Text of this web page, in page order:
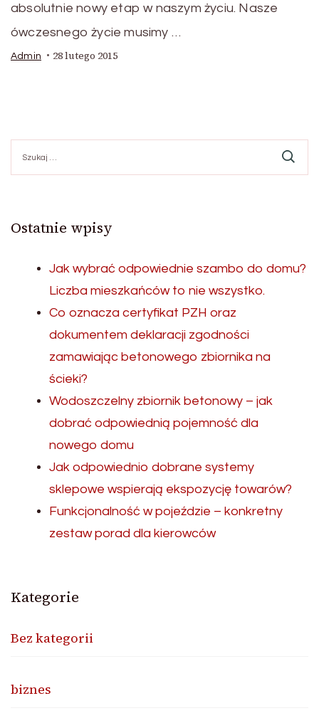
absolutnie nowy etap w naszym życiu. Nasze
ówczesnego życie musimy …
Admin 28 lutego 2015
Ostatnie wpisy
Jak wybrać odpowiednie szambo do domu?
Liczba mieszkańców to nie wszystko.
Co oznacza certyfikat PZH oraz
dokumentem deklaracji zgodności
zamawiając betonowego zbiornika na
ścieki?
Wodoszczelny zbiornik betonowy – jak
dobrać odpowiednią pojemność dla
nowego domu
Jak odpowiednio dobrane systemy
sklepowe wspierają ekspozycję towarów?
Funkcjonalność w pojeździe – konkretny
zestaw porad dla kierowców
Kategorie
Bez kategorii
biznes